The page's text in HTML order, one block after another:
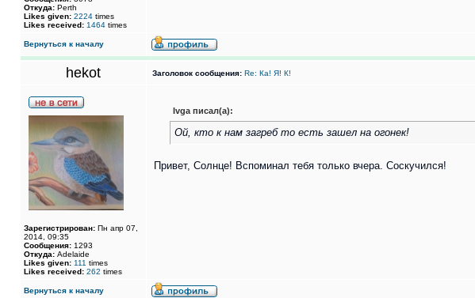
Откуда: Perth
Likes given: 2224 times
Likes received: 1464 times
Вернуться к началу
hekot Заголовок сообщения: Re: Ка! Я! К!
Зарегистрирован: Пн апр 07,
2014, 09:35
Сообщения: 1293
Откуда: Adelaide
Likes given: 111 times
Likes received: 262 times
Ivga писал(а):
Ой, кто к нам загреб то есть зашел на огонек!
Привет, Солнце! Вспоминал тебя только вчера. Соскучился!
Вернуться к началу